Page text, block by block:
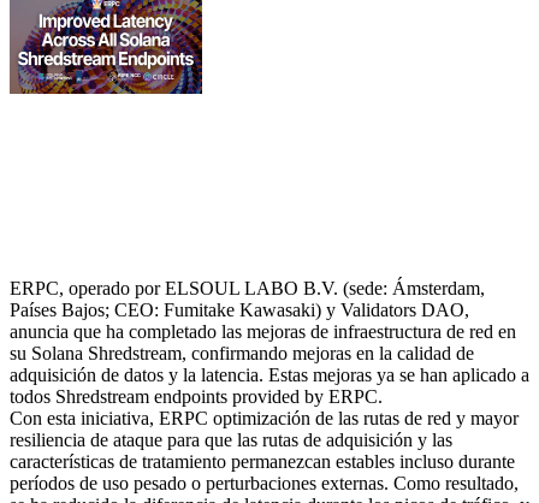
ERPC, operado por ELSOUL LABO B.V. (sede: Ámsterdam,
Países Bajos; CEO: Fumitake Kawasaki) y Validators DAO,
anuncia que ha completado las mejoras de infraestructura de red en
su Solana Shredstream, confirmando mejoras en la calidad de
adquisición de datos y la latencia. Estas mejoras ya se han aplicado a
todos Shredstream endpoints provided by ERPC.
Con esta iniciativa, ERPC optimización de las rutas de red y mayor
resiliencia de ataque para que las rutas de adquisición y las
características de tratamiento permanezcan estables incluso durante
períodos de uso pesado o perturbaciones externas. Como resultado,